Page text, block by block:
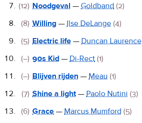
(12) Noodgeval — Goldband (2)
(8) Willing — Ilse DeLange (4)
(5) Electric life — Duncan Laurence
(–) 90s Kid — Di-Rect (1)
(–) Blijven rijden — Meau (1)
(7) Shine a light— Paolo Nutini (3)
(6) Grace — Marcus Mumford (5)